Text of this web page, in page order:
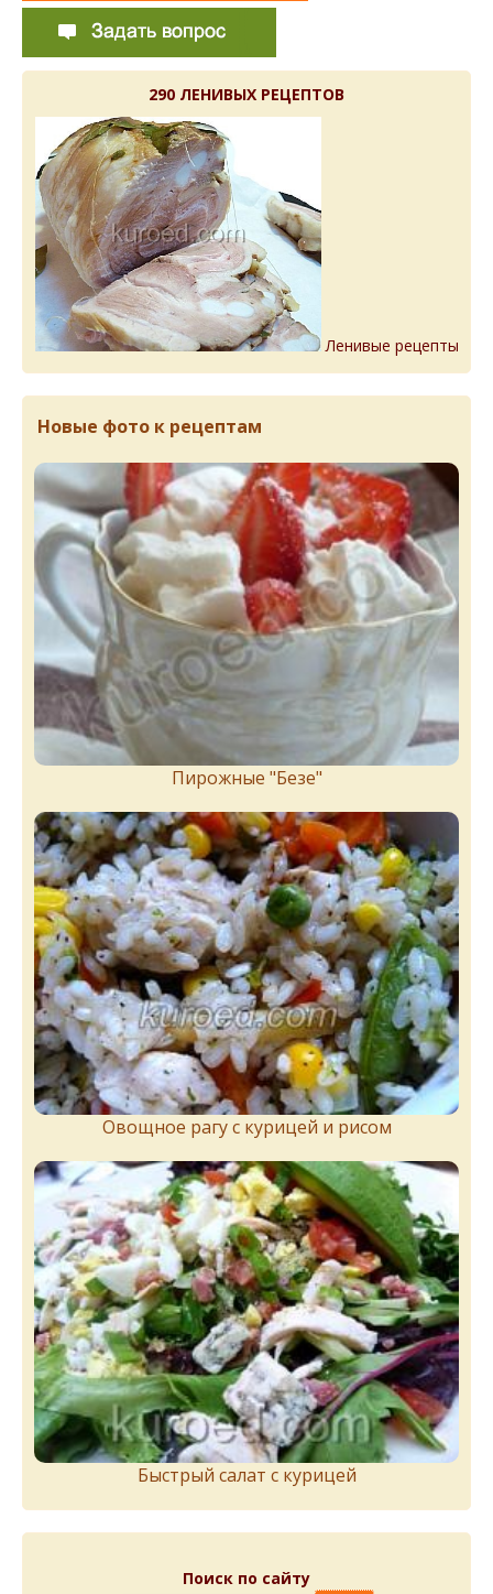
290 ЛЕНИВЫХ РЕЦЕПТОВ
Ленивые рецепты
Новые фото к рецептам
Пирожныe "Бeзe"
Овощное рагу с курицей и рисом
Быстрый салат с курицей
Поиск по сайту